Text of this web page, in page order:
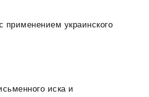
применением украинского
иска и